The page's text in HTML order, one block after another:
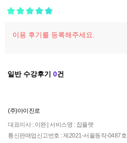
일반 수강후기 0건
(주)아이진로
대표이사 : 이완 | 서비스명 : 잡플랫
통신판매업신고번호 : 제2021-서울동작-0487호